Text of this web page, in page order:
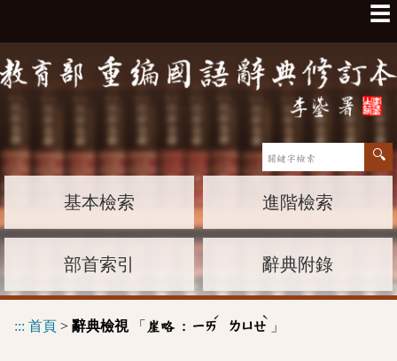
☰
基本檢索 進階檢索
部首索引 辭典附錄
::: 首頁 > 辭典檢視「 崖略 : ㄧㄞ
ˊ
ㄌㄩㄝ
ˋ
」